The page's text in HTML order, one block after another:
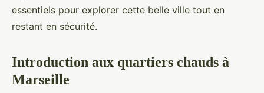
essentiels pour explorer cette belle ville tout en
restant en sécurité.
Introduction aux quartiers chauds à
Marseille